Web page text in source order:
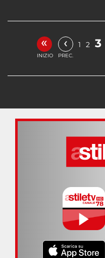
«
INIZIO
‹
PREC.
1 2 3